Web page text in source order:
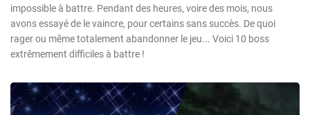
impossible à battre. Pendant des heures, voire des mois, nous
avons essayé de le vaincre, pour certains sans succès. De quoi
rager ou même totalement abandonner le jeu... Voici 10 boss
extrêmement difficiles à battre !